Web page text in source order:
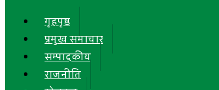
गृहपृष्ठ
प्रमुख समाचार
सम्पादकीय
राजनीति